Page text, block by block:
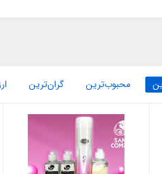
محبوب‌ترین گران‌ترین